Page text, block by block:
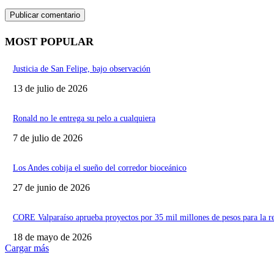
MOST POPULAR
Justicia de San Felipe, bajo observación
13 de julio de 2026
Ronald no le entrega su pelo a cualquiera
7 de julio de 2026
Los Andes cobija el sueño del corredor bioceánico
27 de junio de 2026
CORE Valparaíso aprueba proyectos por 35 mil millones de pesos para la
18 de mayo de 2026
Cargar más